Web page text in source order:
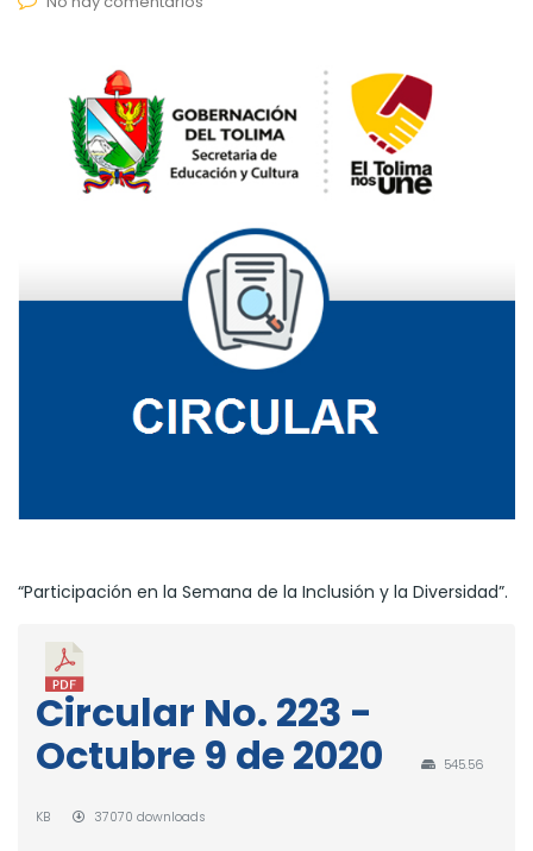
“Participación en la Semana de la Inclusión y la Diversidad”.
Circular No. 223 -
Octubre 9 de 2020
545.56
KB 37070 downloads